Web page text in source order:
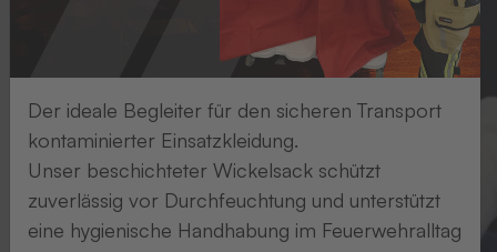
Der ideale Begleiter für den sicheren Transport
kontaminierter Einsatzkleidung.
Unser beschichteter Wickelsack schützt
zuverlässig vor Durchfeuchtung und unterstützt
eine hygienische Handhabung im Feuerwehralltag